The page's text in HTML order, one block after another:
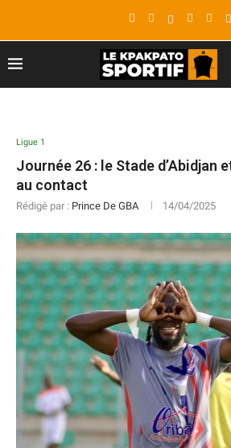
Ligue 1
Journée 26 : le Stade d’Abidjan
au contact
Rédigé par : Prince De GBA 14/04/2025